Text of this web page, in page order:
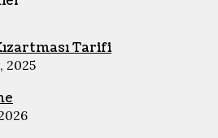
Tarifi
2025